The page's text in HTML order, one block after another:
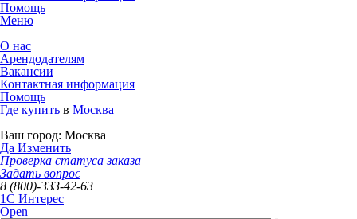
Помощь
Меню
О нас
Арендодателям
Вакансии
Контактная информация
Помощь
Где купить в Москва
Ваш город: Москва
Да Изменить
Проверка статуса заказа
Задать вопрос
8 (800)-333-42-63
1C Интерес
Open